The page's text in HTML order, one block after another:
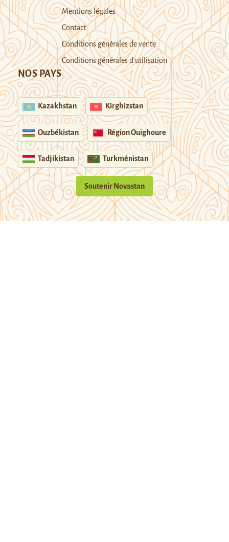
Mentions légales
Contact
Conditions générales de vente
Conditions générales d’utilisation
NOS PAYS
Kazakhstan Kirghizstan
Ouzbékistan Région Ouïghoure
Tadjikistan Turkménistan
Soutenir Novastan